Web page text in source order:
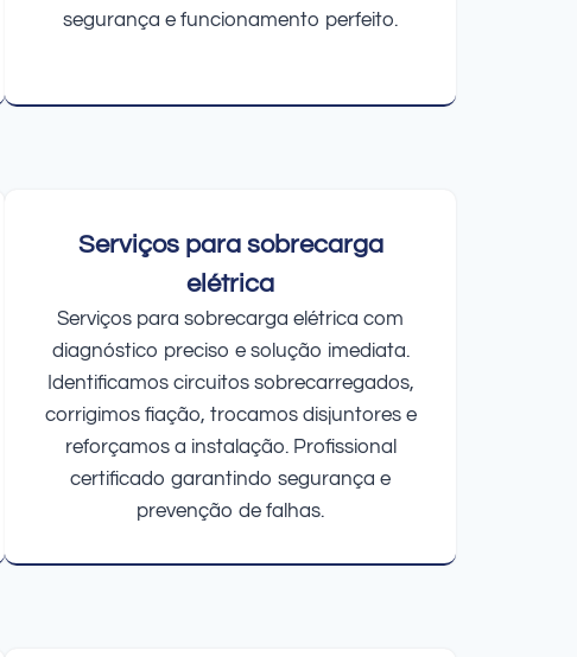
segurança e funcionamento perfeito.
Serviços para sobrecarga
elétrica
Serviços para sobrecarga elétrica com
diagnóstico preciso e solução imediata.
Identificamos circuitos sobrecarregados,
corrigimos fiação, trocamos disjuntores e
reforçamos a instalação. Profissional
certificado garantindo segurança e
prevenção de falhas.